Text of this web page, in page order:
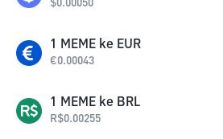
$0.00050
1 MEME ke EUR
€0.00043
1 MEME ke BRL
R$0.00255